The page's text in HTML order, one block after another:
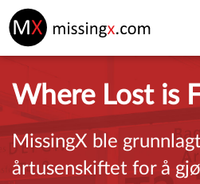
Where Lost is
MissingX ble
årtusenskiftet for å